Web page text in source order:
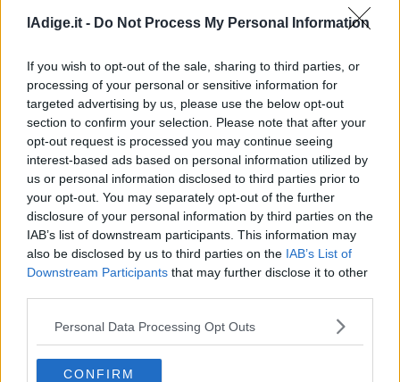
lAdige.it - Do Not Process My Personal Information
If you wish to opt-out of the sale, sharing to third parties, or
processing of your personal or sensitive information for
targeted advertising by us, please use the below opt-out
section to confirm your selection. Please note that after your
opt-out request is processed you may continue seeing
interest-based ads based on personal information utilized by
us or personal information disclosed to third parties prior to
your opt-out. You may separately opt-out of the further
disclosure of your personal information by third parties on the
IAB’s list of downstream participants. This information may
also be disclosed by us to third parties on the IAB’s List of
Downstream Participants that may further disclose it to other
Personal Data Processing Opt Outs
CONFIRM
VIDEO
Landini: “Fidanza ha preso colpo di sole, Cgil non
si gira mai dall'altra parte”
8 AGOSTO 2026